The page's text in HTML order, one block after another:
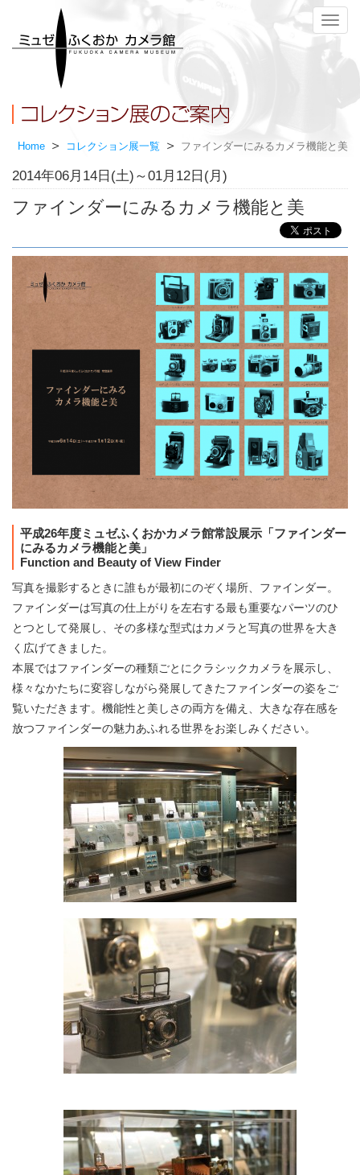
メ
ニ
Home コレクション展一覧 ファインダーにみるカメラ機能と美
2014年06月14日(土)～01月12日(月)
ファインダーにみるカメラ機能と美
平成26年度ミュゼふくおかカメラ館常設展示「ファインダー
にみるカメラ機能と美」
Function and Beauty of View Finder
写真を撮影するときに誰もが最初にのぞく場所、ファインダー。
ファインダーは写真の仕上がりを左右する最も重要なパーツのひ
とつとして発展し、その多様な型式はカメラと写真の世界を大き
く広げてきました。
本展ではファインダーの種類ごとにクラシックカメラを展示し、
様々なかたちに変容しながら発展してきたファインダーの姿をご
覧いただきます。機能性と美しさの両方を備え、大きな存在感を
放つファインダーの魅力あふれる世界をお楽しみください。